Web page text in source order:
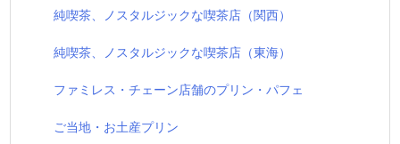
純喫茶、ノスタルジックな喫茶店（関西）
純喫茶、ノスタルジックな喫茶店（東海）
ファミレス・チェーン店舗のプリン・パフェ
ご当地・お土産プリン